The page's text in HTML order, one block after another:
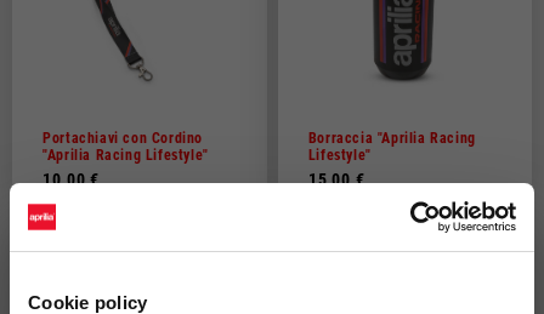
Cookie policy
Portachiavi con Cordino
"Aprilia Racing Lifestyle"
10,00 €
Borraccia "Aprilia Racing
Lifestyle"
15,00 €